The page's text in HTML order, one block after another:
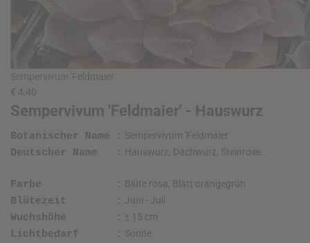
Sempervivum 'Feldmaier'
€ 4,40
Sempervivum 'Feldmaier' - Hauswurz
Botanischer Name : Sempervivum 'Feldmaier'
Deutscher Name : Hauswurz, Dachwurz, Steinrose
Farbe : Blüte rosa, Blatt orangegrün
Blütezeit : Juni - Juli
Wuchshöhe : ± 15 cm
Lichtbedarf : Sonne